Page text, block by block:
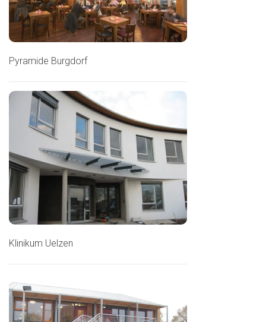
Pyramide Burgdorf
Klinikum Uelzen